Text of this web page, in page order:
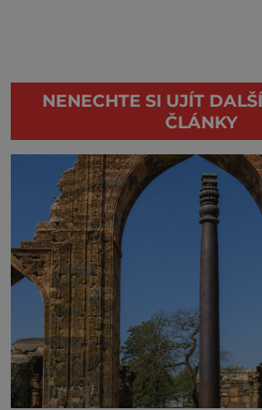
NENECHTE SI UJÍT
ČLÁNKY